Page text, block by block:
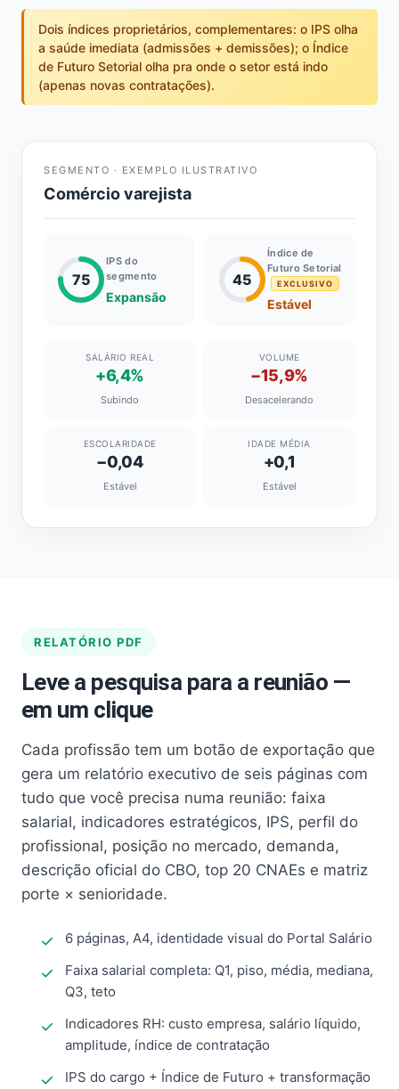
Dois índices proprietários, complementares: o IPS olha
a saúde imediata (admissões + demissões); o Índice
de Futuro Setorial olha pra onde o setor está indo
(apenas novas contratações).
SEGMENTO · EXEMPLO ILUSTRATIVO
Comércio varejista
75
IPS do
segmento
Expansão
45
Índice de
Futuro Setorial
EXCLUSIVO
Estável
SALÁRIO REAL
+6,4%
Subindo
VOLUME
−15,9%
Desacelerando
ESCOLARIDADE
−0,04
Estável
IDADE MÉDIA
+0,1
Estável
RELATÓRIO PDF
Leve a pesquisa para a reunião —
em um clique
Cada profissão tem um botão de exportação que
gera um relatório executivo de seis páginas com
tudo que você precisa numa reunião: faixa
salarial, indicadores estratégicos, IPS, perfil do
profissional, posição no mercado, demanda,
descrição oficial do CBO, top 20 CNAEs e matriz
porte × senioridade.
6 páginas, A4, identidade visual do Portal Salário
Faixa salarial completa: Q1, piso, média, mediana,
Q3, teto
Indicadores RH: custo empresa, salário líquido,
amplitude, índice de contratação
IPS do cargo + Índice de Futuro + transformação